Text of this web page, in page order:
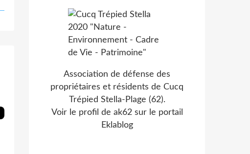
Association de défense des
propriétaires et résidents de Cucq
Trépied Stella-Plage (62).
Voir le profil de ak62sur le portail
Eklablog